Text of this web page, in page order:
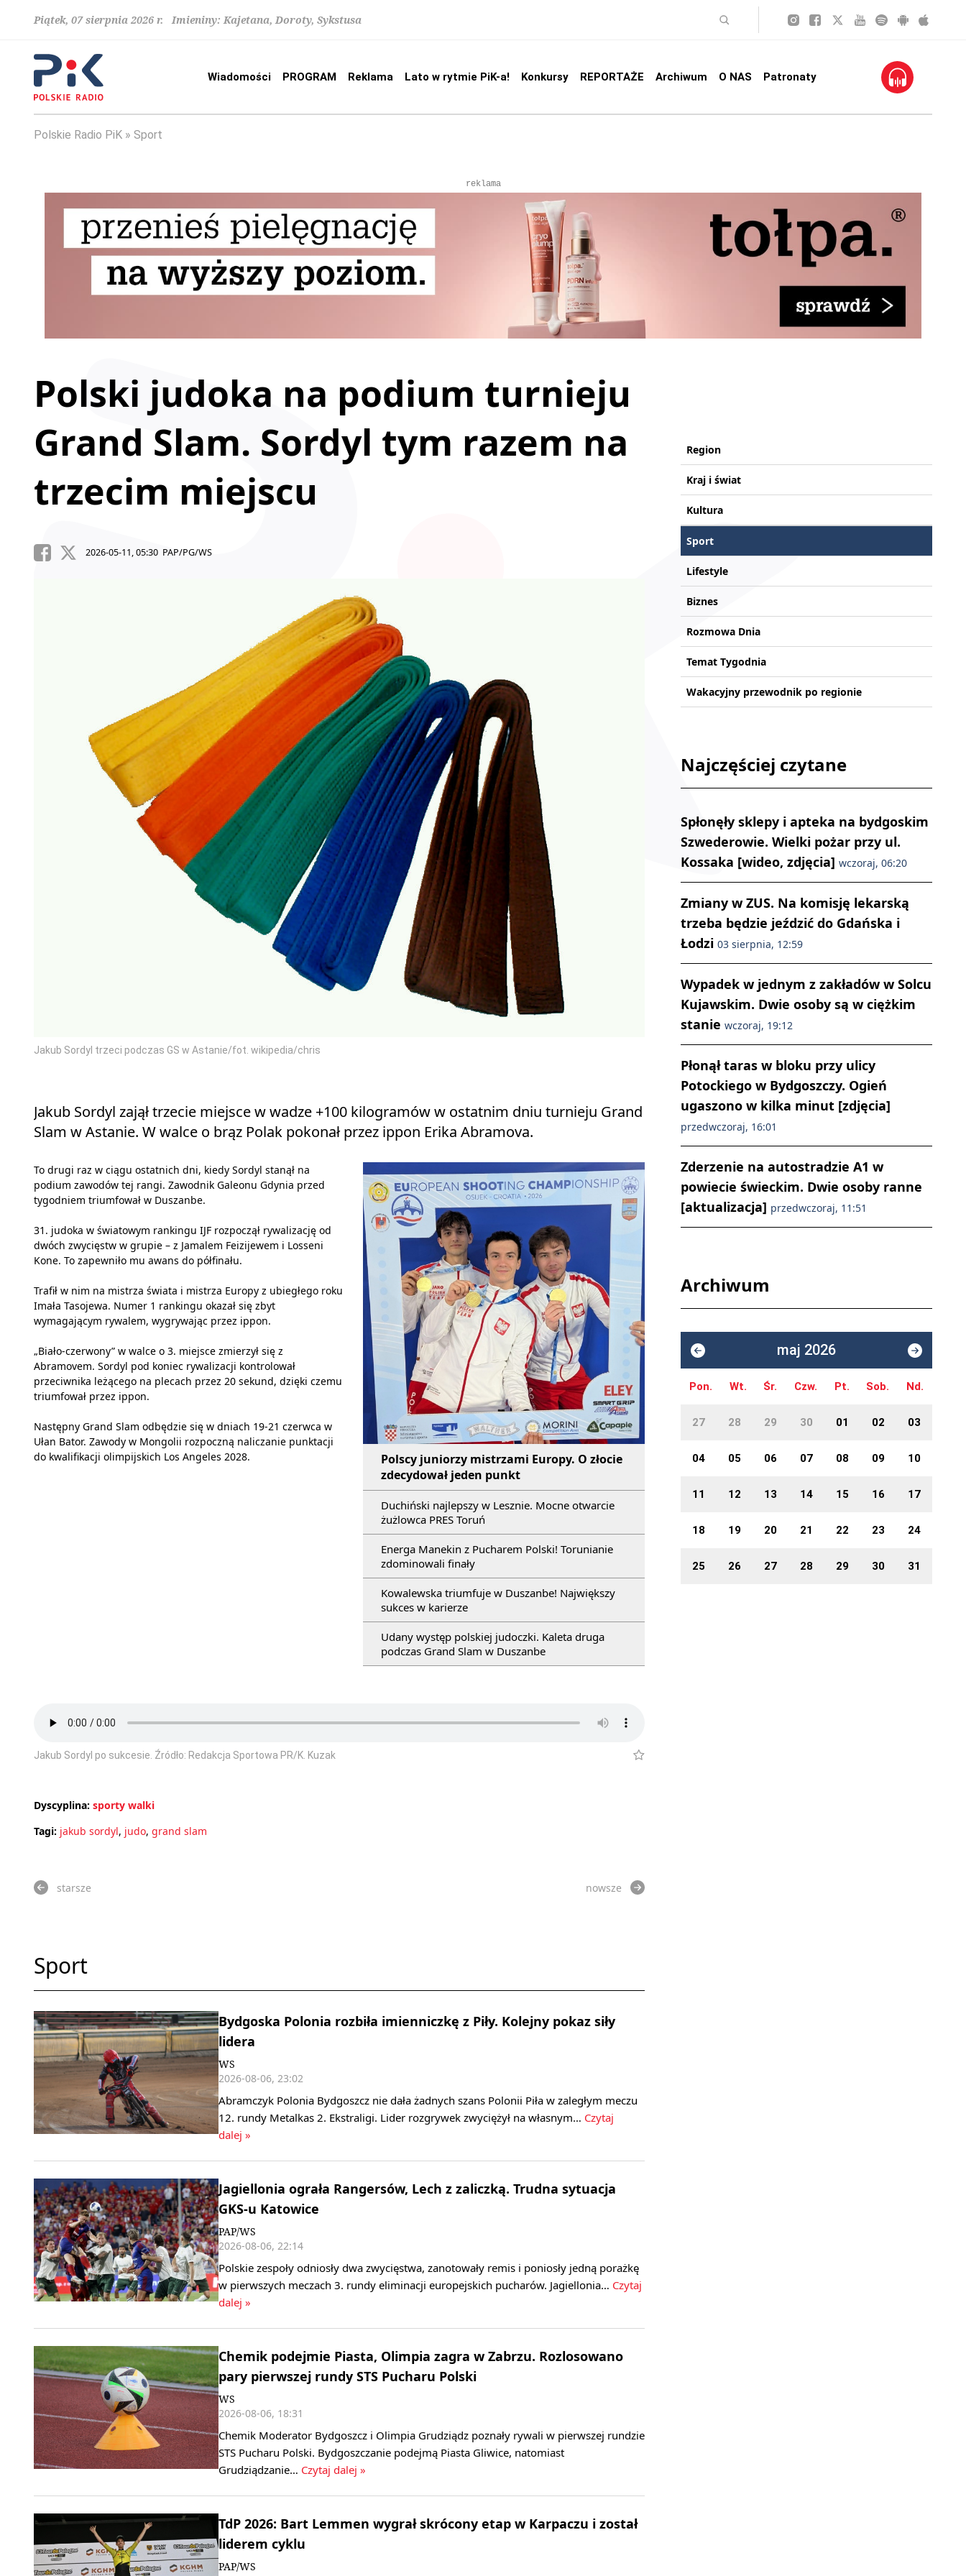
Piątek, 07 sierpnia 2026 r. Imieniny: Kajetana, Doroty, Sykstusa
Wiadomości PROGRAM Reklama Lato w rytmie PiK-a! Konkursy REPORTAŻE Archiwum O NAS Patronaty
Polskie Radio PiK Sport
reklama
Polski judoka na podium turnieju
Grand Slam. Sordyl tym razem na
trzecim miejscu
2026-05-11, 05:30 PAP/PG/WS
Jakub Sordyl trzeci podczas GS w Astanie/fot. wikipedia/chris
Jakub Sordyl zajął trzecie miejsce w wadze +100 kilogramów w ostatnim dniu turnieju Grand
Slam w Astanie. W walce o brąz Polak pokonał przez ippon Erika Abramova.
Polscy juniorzy mistrzami Europy. O złocie
zdecydował jeden punkt
Duchiński najlepszy w Lesznie. Mocne otwarcie
żużlowca PRES Toruń
Energa Manekin z Pucharem Polski! Torunianie
zdominowali finały
Kowalewska triumfuje w Duszanbe! Największy
sukces w karierze
Udany występ polskiej judoczki. Kaleta druga
podczas Grand Slam w Duszanbe
To drugi raz w ciągu ostatnich dni, kiedy Sordyl stanął na
podium zawodów tej rangi. Zawodnik Galeonu Gdynia przed
tygodniem triumfował w Duszanbe.
31. judoka w światowym rankingu IJF rozpoczął rywalizację od
dwóch zwycięstw w grupie – z Jamalem Feizijewem i Losseni
Kone. To zapewniło mu awans do półfinału.
Trafił w nim na mistrza świata i mistrza Europy z ubiegłego roku
Imała Tasojewa. Numer 1 rankingu okazał się zbyt
wymagającym rywalem, wygrywając przez ippon.
„Biało-czerwony” w walce o 3. miejsce zmierzył się z
Abramovem. Sordyl pod koniec rywalizacji kontrolował
przeciwnika leżącego na plecach przez 20 sekund, dzięki czemu
triumfował przez ippon.
Następny Grand Slam odbędzie się w dniach 19-21 czerwca w
Ułan Bator. Zawody w Mongolii rozpoczną naliczanie punktacji
do kwalifikacji olimpijskich Los Angeles 2028.
Jakub Sordyl po sukcesie. Źródło: Redakcja Sportowa PR/K. Kuzak
Dyscyplina: sporty walki
Tagi: jakub sordyl, judo, grand slam
starsze nowsze
Sport
Bydgoska Polonia rozbiła imienniczkę z Piły. Kolejny pokaz siły
lidera
WS
2026-08-06, 23:02
Abramczyk Polonia Bydgoszcz nie dała żadnych szans Polonii Piła w zaległym meczu
12. rundy Metalkas 2. Ekstraligi. Lider rozgrywek zwyciężył na własnym… Czytaj
dalej »
Jagiellonia ograła Rangersów, Lech z zaliczką. Trudna sytuacja
GKS-u Katowice
PAP/WS
2026-08-06, 22:14
Polskie zespoły odniosły dwa zwycięstwa, zanotowały remis i poniosły jedną porażkę
w pierwszych meczach 3. rundy eliminacji europejskich pucharów. Jagiellonia… Czytaj
dalej »
Chemik podejmie Piasta, Olimpia zagra w Zabrzu. Rozlosowano
pary pierwszej rundy STS Pucharu Polski
WS
2026-08-06, 18:31
Chemik Moderator Bydgoszcz i Olimpia Grudziądz poznały rywali w pierwszej rundzie
STS Pucharu Polski. Bydgoszczanie podejmą Piasta Gliwice, natomiast
Grudziądzanie… Czytaj dalej »
TdP 2026: Bart Lemmen wygrał skrócony etap w Karpaczu i został
liderem cyklu
PAP/WS
Region
Kraj i świat
Kultura
Sport
Lifestyle
Biznes
Rozmowa Dnia
Temat Tygodnia
Wakacyjny przewodnik po regionie
Najczęściej czytane
Spłonęły sklepy i apteka na bydgoskim
Szwederowie. Wielki pożar przy ul.
Kossaka [wideo, zdjęcia] wczoraj, 06:20
Zmiany w ZUS. Na komisję lekarską
trzeba będzie jeździć do Gdańska i
Łodzi 03 sierpnia, 12:59
Wypadek w jednym z zakładów w Solcu
Kujawskim. Dwie osoby są w ciężkim
stanie wczoraj, 19:12
Płonął taras w bloku przy ulicy
Potockiego w Bydgoszczy. Ogień
ugaszono w kilka minut [zdjęcia]
przedwczoraj, 16:01
Zderzenie na autostradzie A1 w
powiecie świeckim. Dwie osoby ranne
[aktualizacja] przedwczoraj, 11:51
Archiwum
maj 2026
Pon. Wt. Śr. Czw. Pt. Sob. Nd.
27 28 29 30 01 02 03
04 05 06 07 08 09 10
11 12 13 14 15 16 17
18 19 20 21 22 23 24
25 26 27 28 29 30 31